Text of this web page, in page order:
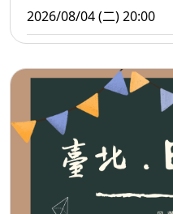
2026/08/04 (二) 20:00